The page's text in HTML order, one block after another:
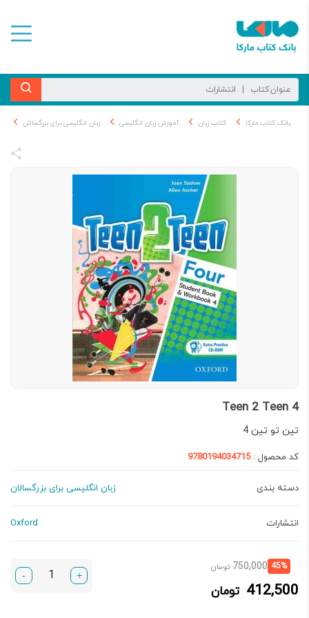
بانک کتاب مارکا کتاب زبان آموزش زبان انگلیسی زبان انگلیسی برای بزرگسالان
Teen 2 Teen 4
تین تو تین 4
کد محصول :9780194034715
دسته بندی زبان انگلیسی برای بزرگسالان
انتشارات Oxford
45%
750,000 تومانقیمت
412,500 تومان
قیمت
412,500 تومان.
+
-